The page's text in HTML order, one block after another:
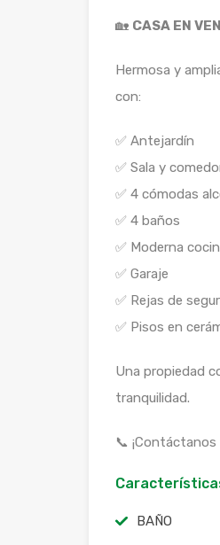
🏡 CASA EN
Hermosa y
con:
✅ Antejardín
✅ Sala y
✅ 4 cómodas
✅ 4 baños
✅ Moderna
✅ Garaje
✅ Rejas de
✅ Pisos en
Una propiedad
tranquilidad.
📞
BAÑO